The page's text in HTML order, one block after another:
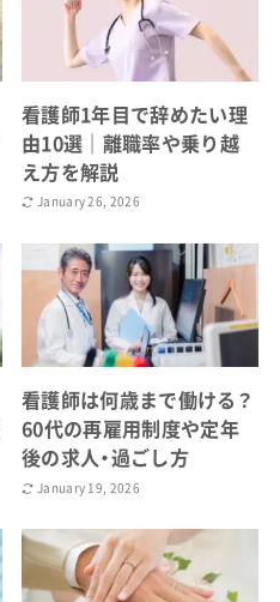
看護師1年目で辞めたい理
由10選｜離職率や乗り越
え方を解説
January 26, 2026
看護師は何歳まで働ける？
60代の再雇用制度や定年
後の求人・過ごし方
January 19, 2026